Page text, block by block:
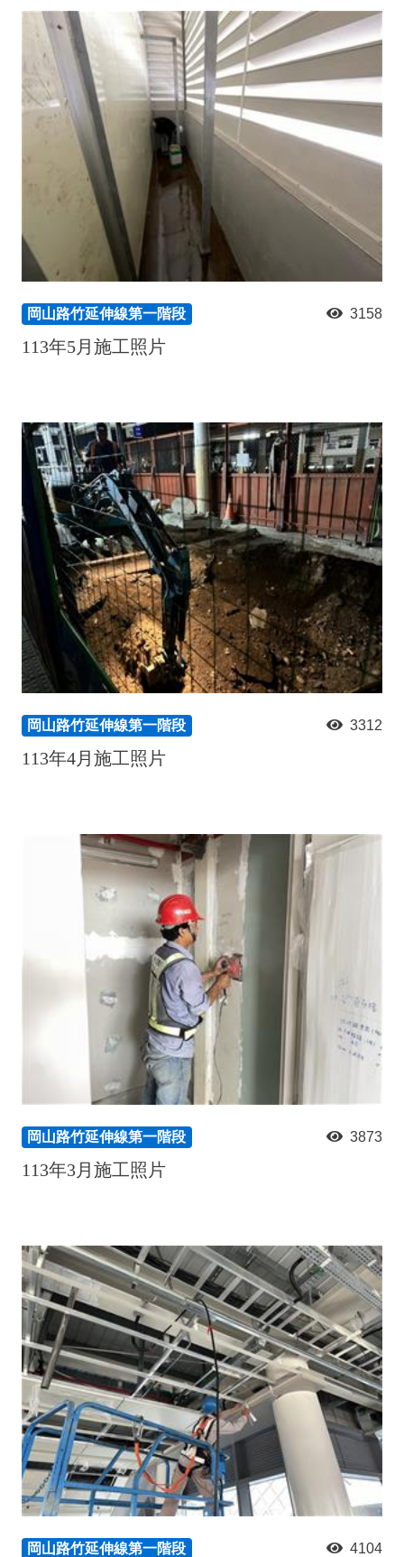
岡山路竹延伸線第一階段 3158
113年5月施工照片
岡山路竹延伸線第一階段 3312
113年4月施工照片
岡山路竹延伸線第一階段 3873
113年3月施工照片
岡山路竹延伸線第一階段 4104